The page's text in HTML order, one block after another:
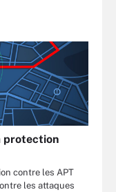
protection
contre les APT
les attaques